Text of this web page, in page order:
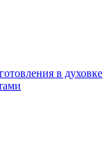
в духовке